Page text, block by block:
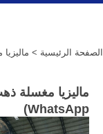
الصفحة الرئيسية >
ماليزيا مغسلة
WhatsApp
)